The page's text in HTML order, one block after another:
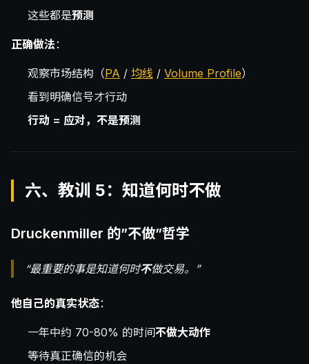
这些都是预测
正确做法：
观察市场结构（PA / 均线 / Volume Profile）
看到明确信号才行动
行动 = 应对，不是预测
六、教训 5：知道何时不做
Druckenmiller 的”不做”哲学
“最重要的事是知道何时不做交易。”
他自己的真实状态：
一年中约 70-80% 的时间不做大动作
等待真正确信的机会